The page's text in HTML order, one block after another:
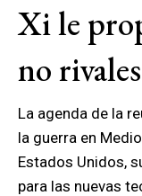
Xi le
no
La agenda de la
la guerra en
Estados Unidos,
para las nuevas